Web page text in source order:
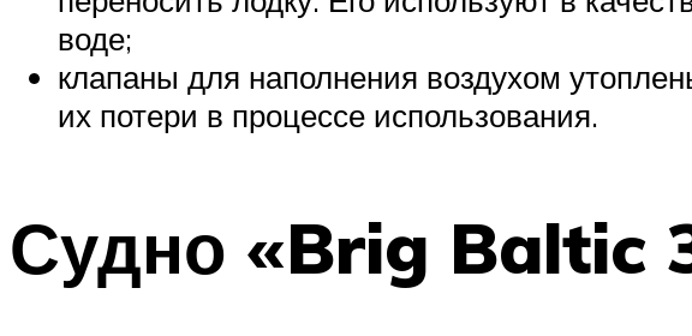
воде;
клапаны для наполнения воздухом
их потери в процессе использования.
Судно «Brig Baltic